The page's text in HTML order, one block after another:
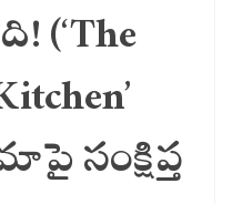
సంక్షిప్త